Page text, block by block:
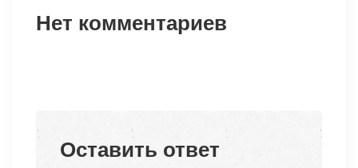
Нет комментариев
Оставить ответ